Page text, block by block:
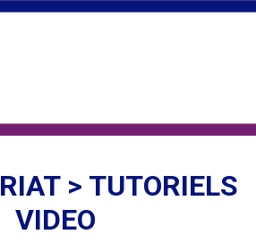
> TUTORIELS
VIDEO